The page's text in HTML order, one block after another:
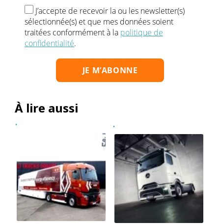
J’accepte de recevoir la ou les newsletter(s)
sélectionnée(s) et que mes données soient
traitées conformément à la politique de
confidentialité.
À lire aussi